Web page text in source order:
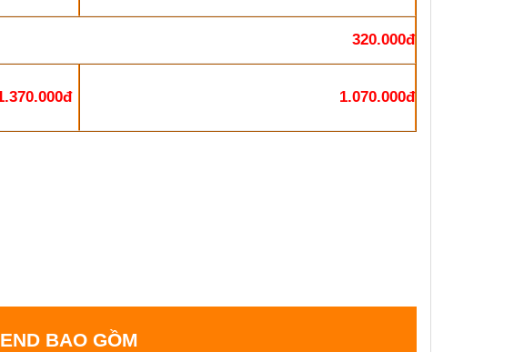
320.000đ
1.070.000đ
BAO GỒM